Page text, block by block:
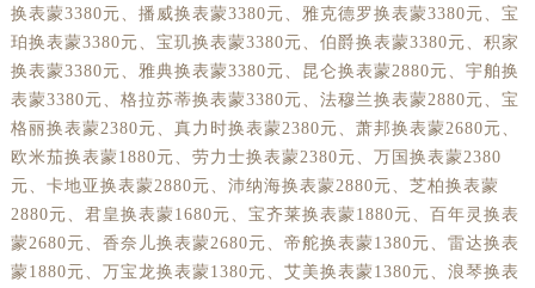
换表蒙3380元、播威换表蒙3380元、雅克德罗换表蒙3380元、宝
珀换表蒙3380元、宝玑换表蒙3380元、伯爵换表蒙3380元、积家
换表蒙3380元、雅典换表蒙3380元、昆仑换表蒙2880元、宇舶换
表蒙3380元、格拉苏蒂换表蒙3380元、法穆兰换表蒙2880元、宝
格丽换表蒙2380元、真力时换表蒙2380元、萧邦换表蒙2680元、
欧米茄换表蒙1880元、劳力士换表蒙2380元、万国换表蒙2380
元、卡地亚换表蒙2880元、沛纳海换表蒙2880元、芝柏换表蒙
2880元、君皇换表蒙1680元、宝齐莱换表蒙1880元、百年灵换表
蒙2680元、香奈儿换表蒙2680元、帝舵换表蒙1380元、雷达换表
蒙1880元、万宝龙换表蒙1380元、艾美换表蒙1380元、浪琴换表